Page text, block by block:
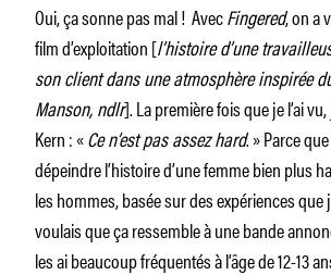
Oui, ça sonne pas mal ! AvecFingered, on a
film d’exploitation [l’histoire d’une
son client dans une atmosphère inspirée
Manson, ndlr]. La première fois que je l’ai vu,
Kern : «Ce n’est pas assez hard. » Parce
dépeindre l’histoire d’une femme bien plus
les hommes, basée sur des expériences que
voulais que ça ressemble à une bande
les ai beaucoup fréquentés à l’âge de 12-13